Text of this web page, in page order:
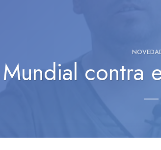
contra